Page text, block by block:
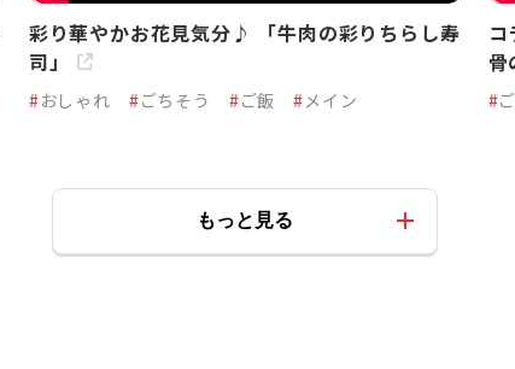
彩り華やかお花見気分♪ 「牛肉の彩りちらし寿
司」
#おしゃれ #ごちそう #ご飯 # メイン
骨
#
もっと見る